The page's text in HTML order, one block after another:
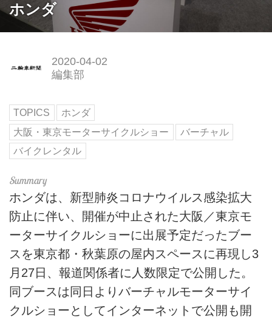
ホンダ
2020-04-02
編集部
TOPICS
ホンダ
大阪・東京モーターサイクルショー
バーチャル
バイクレンタル
ホンダは、新型肺炎コロナウイルス感染拡大
防止に伴い、開催が中止された大阪／東京モ
ーターサイクルショーに出展予定だったブー
スを東京都・秋葉原の屋内スペースに再現し3
月27日、報道関係者に人数限定で公開した。
同ブースは同日よりバーチャルモーターサイ
クルショーとしてインターネットで公開も開